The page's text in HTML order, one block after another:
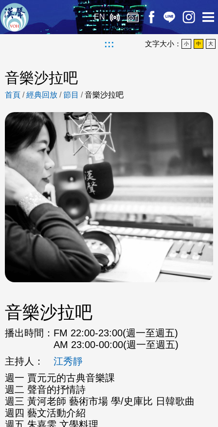
EN
::: 文字大小： 小 中 大
音樂沙拉吧
首頁 /經典回放 /節目 /音樂沙拉吧
音樂沙拉吧
播出時間： FM 22:00-23:00(週一至週五)
AM 23:00-00:00(週一至週五)
主持人：
江秀靜
週一 賈元元的古典音樂課
週二 聲音的抒情詩
週三 黃河老師 藝術市場 學/史庫比 日韓歌曲
週四 藝文活動介紹
週五 朱嘉雯 文學料理